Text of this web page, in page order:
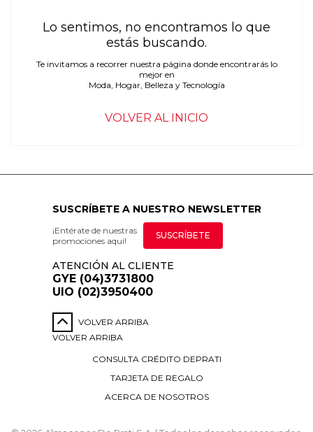
Lo sentimos, no encontramos lo que
estás buscando.
Te invitamos a recorrer nuestra página donde encontrarás lo
mejor en
Moda, Hogar, Belleza y Tecnología
VOLVER AL INICIO
SUSCRÍBETE A NUESTRO NEWSLETTER
¡Entérate de nuestras
promociones aquí!
SUSCRÍBETE
ATENCIÓN AL CLIENTE
GYE (04)3731800
UIO (02)3950400
VOLVER ARRIBA
VOLVER ARRIBA
CONSULTA CRÉDITO DEPRATI
TARJETA DE REGALO
ACERCA DE NOSOTROS